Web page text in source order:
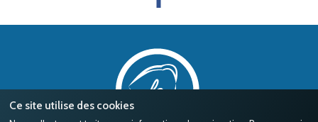
Ce site utilise des cookies